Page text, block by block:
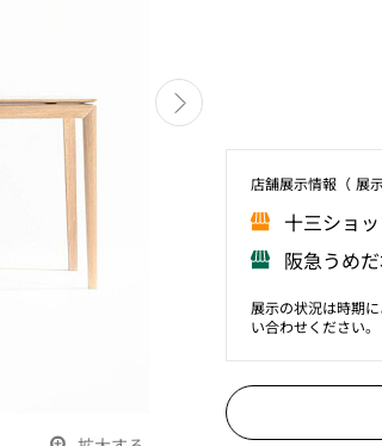
店舗展⽰情報（ 展
⼗三ショ
阪急うめ
展示の状況は時期
い合わせください。